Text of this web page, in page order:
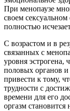
При менопаузе
своем сексуальном
полностью
С возрастом и в
связанных с
уровня эстрогена,
половых органов
привести к тому,
трудности с
времени для его
оргазм